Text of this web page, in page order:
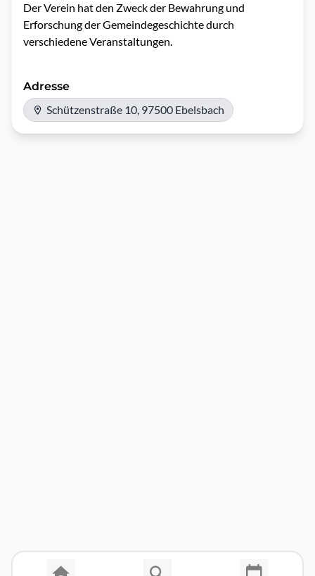
Der Verein hat den Zweck der Bewahrung und
Erforschung der Gemeindegeschichte durch
verschiedene Veranstaltungen.
Adresse
Schützenstraße 10, 97500 Ebelsbach